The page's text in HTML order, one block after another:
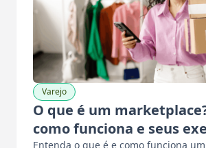
Varejo
O que é um
como funciona e seus
Entenda o que é e como funciona